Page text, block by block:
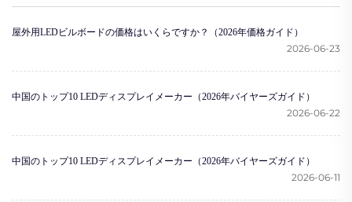
屋外用LEDビルボードの価格はいくらですか？（2026年価格ガイド）
2026-06-23
中国のトップ10 LEDディスプレイメーカー（2026年バイヤーズガイド）
2026-06-22
中国のトップ10 LEDディスプレイメーカー（2026年バイヤーズガイド）
2026-06-11